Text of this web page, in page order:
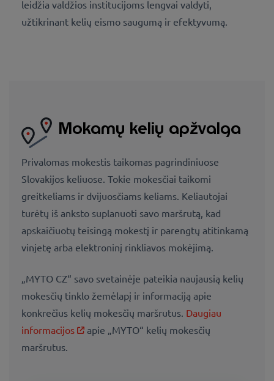
leidžia valdžios institucijoms lengvai valdyti,
užtikrinant kelių eismo saugumą ir efektyvumą.
Mokamų kelių apžvalga
Privalomas mokestis taikomas pagrindiniuose
Slovakijos keliuose. Tokie mokesčiai taikomi
greitkeliams ir dvijuosčiams keliams. Keliautojai
turėtų iš anksto suplanuoti savo maršrutą, kad
apskaičiuotų teisingą mokestį ir parengtų atitinkamą
vinjetę arba elektroninį rinkliavos mokėjimą.
„MYTO CZ“ savo svetainėje pateikia naujausią kelių
mokesčių tinklo žemėlapį ir informaciją apie
konkrečius kelių mokesčių maršrutus. Daugiau
informacijos
apie „MYTO“ kelių mokesčių
maršrutus.